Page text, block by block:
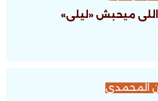
ميحبش «ليلى»
المحمدى